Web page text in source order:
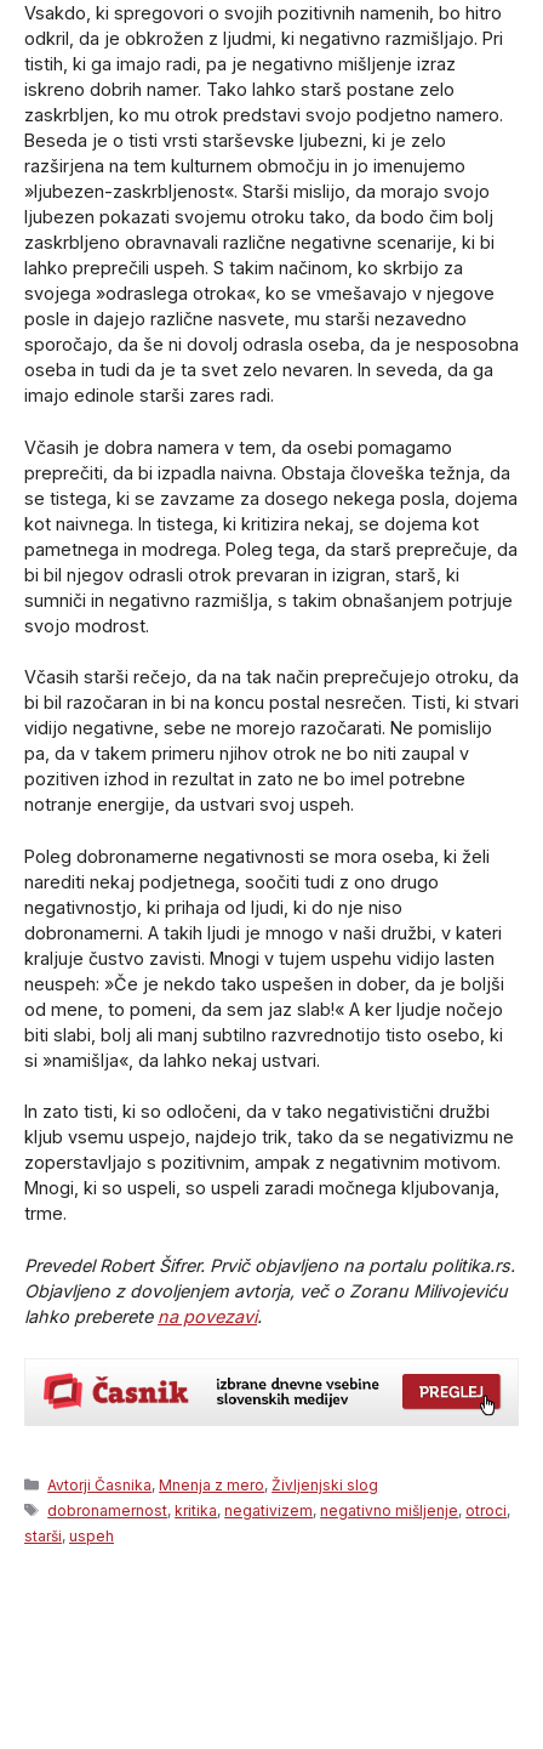
Vsakdo, ki spregovori o svojih pozitivnih namenih, bo hitro
odkril, da je obkrožen z ljudmi, ki negativno razmišljajo. Pri
tistih, ki ga imajo radi, pa je negativno mišljenje izraz
iskreno dobrih namer. Tako lahko starš postane zelo
zaskrbljen, ko mu otrok predstavi svojo podjetno namero.
Beseda je o tisti vrsti starševske ljubezni, ki je zelo
razširjena na tem kulturnem območju in jo imenujemo
»ljubezen-zaskrbljenost«. Starši mislijo, da morajo svojo
ljubezen pokazati svojemu otroku tako, da bodo čim bolj
zaskrbljeno obravnavali različne negativne scenarije, ki bi
lahko preprečili uspeh. S takim načinom, ko skrbijo za
svojega »odraslega otroka«, ko se vmešavajo v njegove
posle in dajejo različne nasvete, mu starši nezavedno
sporočajo, da še ni dovolj odrasla oseba, da je nesposobna
oseba in tudi da je ta svet zelo nevaren. In seveda, da ga
imajo edinole starši zares radi.
Včasih je dobra namera v tem, da osebi pomagamo
preprečiti, da bi izpadla naivna. Obstaja človeška težnja, da
se tistega, ki se zavzame za dosego nekega posla, dojema
kot naivnega. In tistega, ki kritizira nekaj, se dojema kot
pametnega in modrega. Poleg tega, da starš preprečuje, da
bi bil njegov odrasli otrok prevaran in izigran, starš, ki
sumniči in negativno razmišlja, s takim obnašanjem potrjuje
svojo modrost.
Včasih starši rečejo, da na tak način preprečujejo otroku, da
bi bil razočaran in bi na koncu postal nesrečen. Tisti, ki stvari
vidijo negativne, sebe ne morejo razočarati. Ne pomislijo
pa, da v takem primeru njihov otrok ne bo niti zaupal v
pozitiven izhod in rezultat in zato ne bo imel potrebne
notranje energije, da ustvari svoj uspeh.
Poleg dobronamerne negativnosti se mora oseba, ki želi
narediti nekaj podjetnega, soočiti tudi z ono drugo
negativnostjo, ki prihaja od ljudi, ki do nje niso
dobronamerni. A takih ljudi je mnogo v naši družbi, v kateri
kraljuje čustvo zavisti. Mnogi v tujem uspehu vidijo lasten
neuspeh: »Če je nekdo tako uspešen in dober, da je boljši
od mene, to pomeni, da sem jaz slab!« A ker ljudje nočejo
biti slabi, bolj ali manj subtilno razvrednotijo tisto osebo, ki
si »namišlja«, da lahko nekaj ustvari.
In zato tisti, ki so odločeni, da v tako negativistični družbi
kljub vsemu uspejo, najdejo trik, tako da se negativizmu ne
zoperstavljajo s pozitivnim, ampak z negativnim motivom.
Mnogi, ki so uspeli, so uspeli zaradi močnega kljubovanja,
trme.
Prevedel Robert Šifrer. Prvič objavljeno na portalu politika.rs.
Objavljeno z dovoljenjem avtorja, več o Zoranu Milivojeviću
lahko preberete na povezavi.
Categories
Avtorji Časnika,Mnenja z mero,Življenjski slog
Tags
dobronamernost,kritika,negativizem,negativno mišljenje, otroci,
starši, uspeh